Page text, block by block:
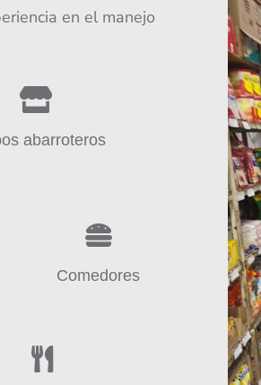
en el manejo

abarroteros

Comedores
